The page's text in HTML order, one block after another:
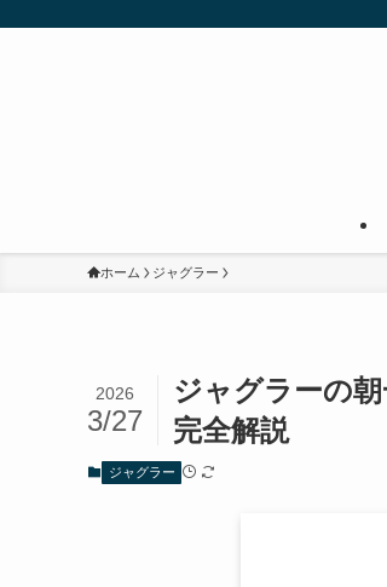
ホーム ジャグラー
ジャグラーの
完全解説
2026
3/27
ジャグラー